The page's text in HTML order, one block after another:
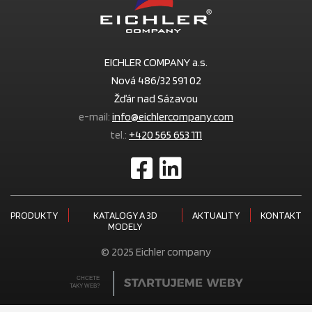
© 2025 Eichler company
EICHLER COMPANY a.s.
Nová 486/32 591 02
Žďár nad Sázavou
e-mail: info@eichlercompany.com
tel.: +420 565 653 111
PRODUKTY
KATALOGY A 3D
MODELY
AKTUALITY KONTAKT
CHCETE
TAKY WEB?